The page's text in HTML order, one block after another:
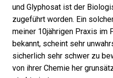
und Glyphosat ist der
zugeführt worden. Ein
meiner 10jährigen Praxis im
bekannt, scheint sehr
sicherlich sehr schwer zu
von ihrer Chemie her